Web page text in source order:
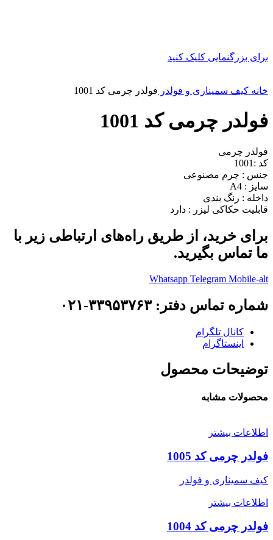
برای بزرگنمایی کلیک کنید
خانه کیف سمیناری و فولدر فولدر چرمی کد 1001
فولدر چرمی کد 1001
فولدر چرمی
کد :1001
جنس : چرم مصنوعی
سایز : A4
داخله : رنگ بندی
قابلیت حکاکی لیزر : دارد
برای خرید، از طریق راه‌های ارتباطی زیر با
ما تماس بگیرید.
Whatsapp Telegram Mobile-alt
شماره تماس دفتر: ۳۳۹۵۳۷۶۳-۰۲۱
کانال تلگرام
اینستاگرام
توضیحات محصول
محصولات مشابه
اطلاعات بیشتر
فولدر چرمی کد 1005
کیف سمیناری و فولدر
اطلاعات بیشتر
فولدر چرمی کد 1004